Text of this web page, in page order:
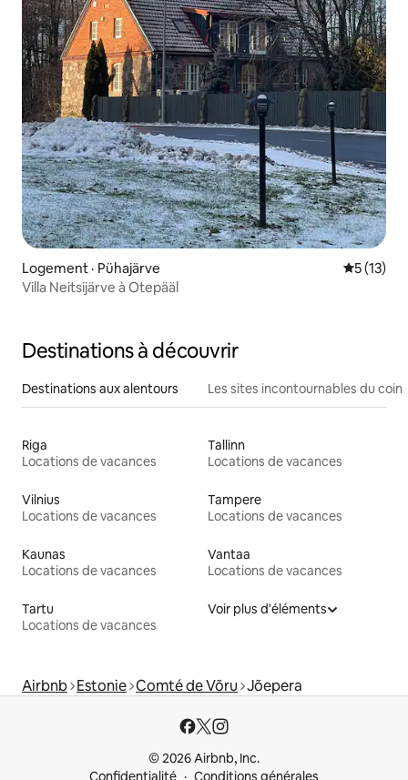
Logement · Pühajärve Note
5 (13)
Villa Neitsijärve à Otepääl
Destinations à découvrir
Destinations aux alentours Les sites incontournables du coin
Riga
Locations de vacances
Tallinn
Locations de vacances
Vilnius
Locations de vacances
Tampere
Locations de vacances
Kaunas
Locations de vacances
Vantaa
Locations de vacances
Tartu
Locations de vacances
Voir plus d'éléments
Airbnb Estonie Comté de Võru Jõepera
© 2026 Airbnb, Inc.
Confidentialité
Conditions générales